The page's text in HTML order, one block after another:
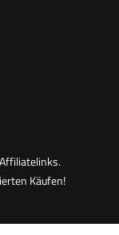
Käufen!